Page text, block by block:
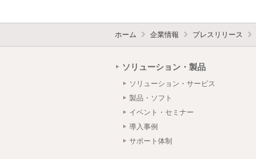
ホーム 企業情報 プレスリリース
ソリューション・製品
ソリューション・サービス
製品・ソフト
イベント・セミナー
導入事例
サポート体制